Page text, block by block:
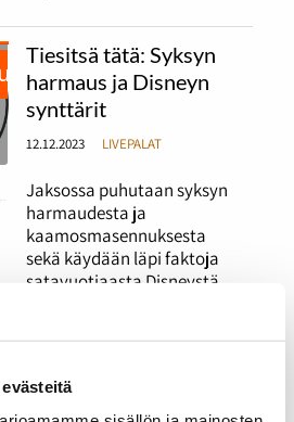
Tiesitsä tätä: Syksyn
harmaus ja Disneyn
synttärit
12.12.2023 LIVEPALAT
Jaksossa puhutaan syksyn
harmaudesta ja
kaamosmasennuksesta
sekä käydään läpi faktoja
satavuotiaasta Disneystä.
Tiesitsä tätä:
Halloween ja muut